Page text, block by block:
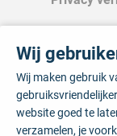
Wij
Wij maken gebruik
website goed te
verzamelen, je